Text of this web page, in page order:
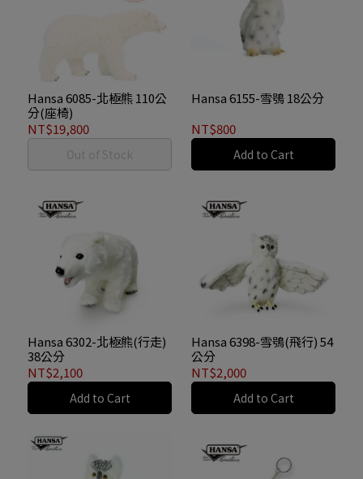
Hansa 6085-北極熊 110公
分(座椅)
NT$19,800
Out of Stock
Hansa 6155-雪鴞 18公分
NT$800
Add to Cart
Hansa 6302-北極熊(行走)
38公分
NT$2,100
Add to Cart
Hansa 6398-雪鴞(飛行) 54
公分
NT$2,000
Add to Cart